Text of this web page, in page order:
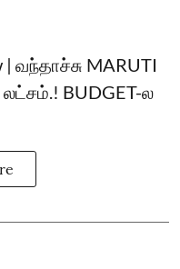
வந்தாச்சு MARUTI
BUDGET-ல